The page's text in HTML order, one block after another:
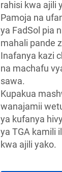
rahisi kwa ajili
Pamoja na
ya FadSol pia
mahali pande
Inafanya kazi
na machafu
sawa.
Kupakua
wanajamii
ya kufanya
ya TGA kamili
kwa ajili yako.